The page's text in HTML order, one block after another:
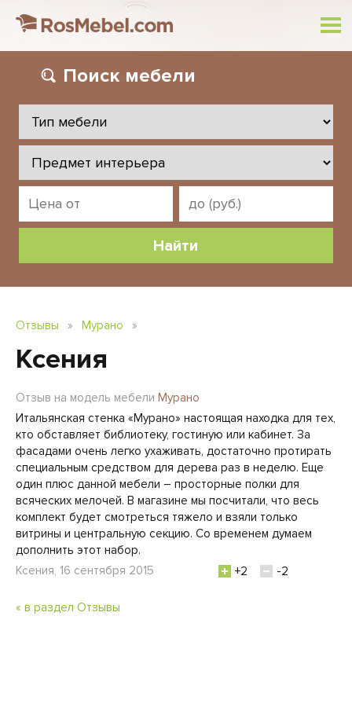
Поиск мебели
Отзывы » Мурано »
Ксения
Отзыв на модель мебели Мурано
Итальянская стенка «Мурано» настоящая находка для тех,
кто обставляет библиотеку, гостиную или кабинет. За
фасадами очень легко ухаживать, достаточно протирать
специальным средством для дерева раз в неделю. Еще
один плюс данной мебели – просторные полки для
всяческих мелочей. В магазине мы посчитали, что весь
комплект будет смотреться тяжело и взяли только
витрины и центральную секцию. Со временем думаем
дополнить этот набор.
Ксения, 16 сентября 2015
+2 -2
« в раздел Отзывы